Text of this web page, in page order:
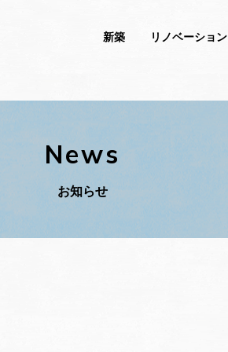
新築 リノベーション
News
お知らせ